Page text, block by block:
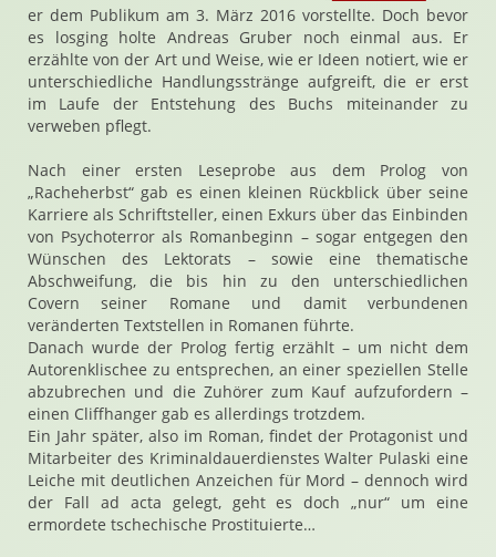
er dem Publikum am 3. März 2016 vorstellte. Doch bevor
es losging holte Andreas Gruber noch einmal aus. Er
erzählte von der Art und Weise, wie er Ideen notiert, wie er
unterschiedliche Handlungsstränge aufgreift, die er erst
im Laufe der Entstehung des Buchs miteinander zu
verweben pflegt.
Nach einer ersten Leseprobe aus dem Prolog von
„Racheherbst“ gab es einen kleinen Rückblick über seine
Karriere als Schriftsteller, einen Exkurs über das Einbinden
von Psychoterror als Romanbeginn – sogar entgegen den
Wünschen des Lektorats – sowie eine thematische
Abschweifung, die bis hin zu den unterschiedlichen
Covern seiner Romane und damit verbundenen
veränderten Textstellen in Romanen führte.
Danach wurde der Prolog fertig erzählt – um nicht dem
Autorenklischee zu entsprechen, an einer speziellen Stelle
abzubrechen und die Zuhörer zum Kauf aufzufordern –
einen Cliffhanger gab es allerdings trotzdem.
Ein Jahr später, also im Roman, findet der Protagonist und
Mitarbeiter des Kriminaldauerdienstes Walter Pulaski eine
Leiche mit deutlichen Anzeichen für Mord – dennoch wird
der Fall ad acta gelegt, geht es doch „nur“ um eine
ermordete tschechische Prostituierte…